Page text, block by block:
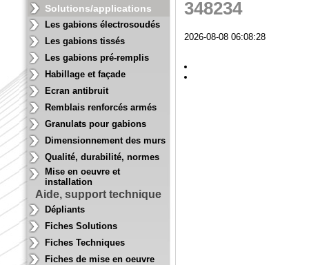
Solutions/applications
Les gabions électrosoudés
Les gabions tissés
Les gabions pré-remplis
Habillage et façade
Ecran antibruit
Remblais renforcés armés
Granulats pour gabions
Dimensionnement des murs
Qualité, durabilité, normes
Mise en oeuvre et
installation
Aide, support technique
Dépliants
Fiches Solutions
Fiches Techniques
Fiches de mise en oeuvre
348234
2026-08-08 06:08:28